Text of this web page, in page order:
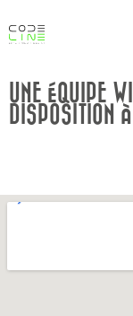
UNE ÉQUIPE
DISPOSITION